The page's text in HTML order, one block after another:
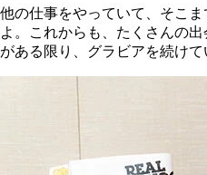
他の仕事をやっていて、そこ
よ。これからも、たくさんの
がある限り、グラビアを続けて